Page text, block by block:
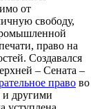
от
свободу,
право на
Создавался
– Сената –
право во
другими